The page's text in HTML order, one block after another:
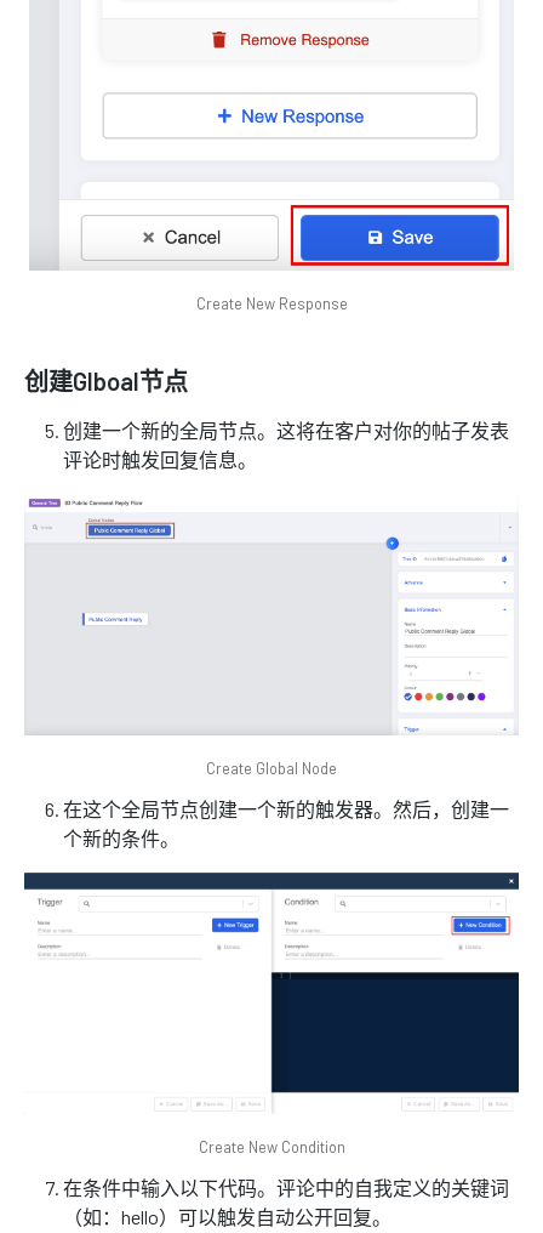
Create New Response
创建Glboal节点
创建一个新的全局节点。这将在客户对你的帖子发表
评论时触发回复信息。
Create Global Node
在这个全局节点创建一个新的触发器。然后，创建一
个新的条件。
Create New Condition
在条件中输入以下代码。评论中的自我定义的关键词
（如：hello）可以触发自动公开回复。